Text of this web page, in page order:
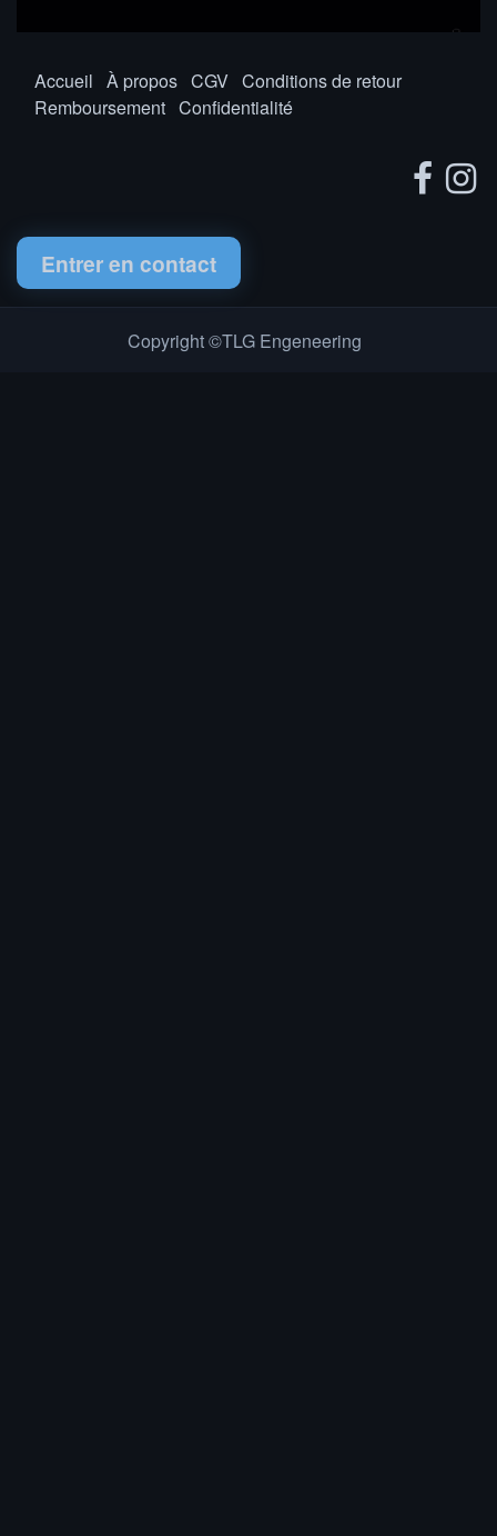
Accueil À propos CGV Conditions de retour
Remboursement Confidentialité
Entrer en contact
Copyright ©TLG Engeneering